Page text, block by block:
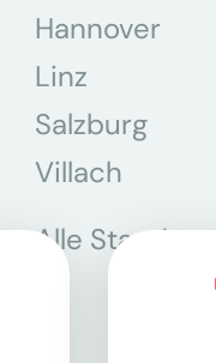
Hannover
Linz
Salzburg
Villach
Alle